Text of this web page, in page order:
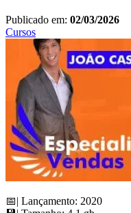
Publicado em: 02/03/2026
Cursos
📅| Lançamento: 2020